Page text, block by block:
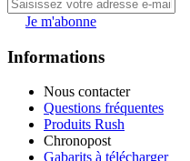
Je m'abonne
Informations
Nous contacter
Questions fréquentes
Produits Rush
Chronopost
Gabarits à télécharger